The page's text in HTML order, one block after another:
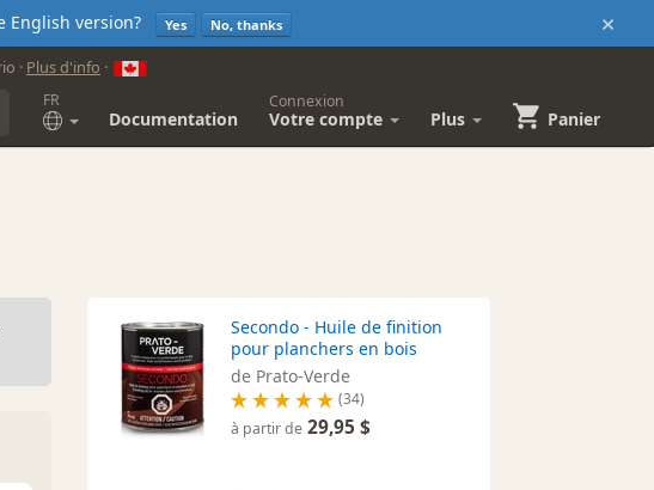
×
English version? Yes No, thanks
· Plus d'info ·
FR
Documentation
Connexion
Votre compte Plus Panier
Secondo - Huile de finition
pour planchers en bois
de Prato-Verde
(34)
à partir de 29,95 $